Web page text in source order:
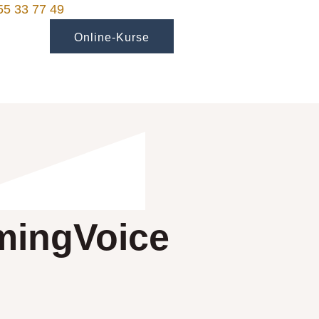
33 77 49
Online-Kurse